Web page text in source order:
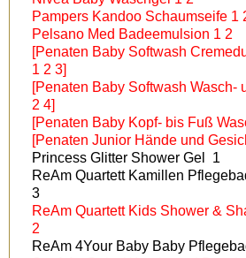
Pampers Kandoo Schaumseife 1
Pelsano Med Badeemulsion 1 2
[Penaten Baby Softwash
1 2 3]
[Penaten Baby Softwash Wasch-
2 4]
[Penaten Baby Kopf- bis Fuß
[Penaten Junior Hände und
Princess Glitter Shower Gel 1
ReAm Quartett Kamillen
3
ReAm Quartett Kids Shower &
2
ReAm 4Your Baby Baby